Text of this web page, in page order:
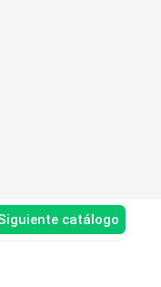
catálogo